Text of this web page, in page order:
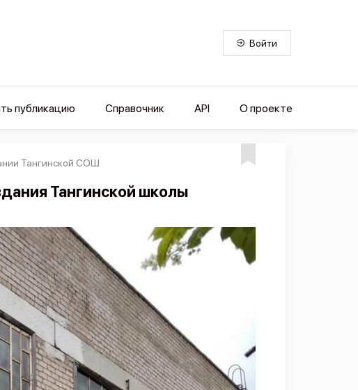
Войти
публикацию Справочник API О проекте
Тангинской СОШ
Тангинской школы